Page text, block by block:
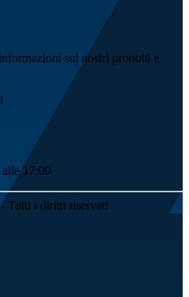
sui nostri prodotti e
17:00
- Tutti i diritti riservati